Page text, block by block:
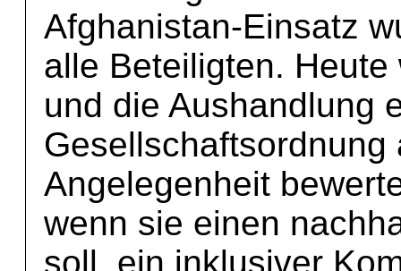
Afghanistan-Einsatz
alle Beteiligten.
und die Aushandlung
Angelegenheit
wenn sie einen
soll, ein inklusiver